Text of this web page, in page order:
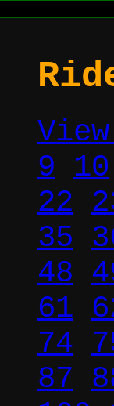
9 10
22
35
48
61
74
87